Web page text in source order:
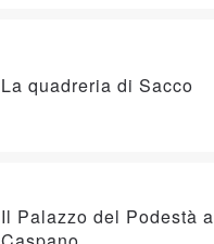
La quadreria di Sacco
Il Palazzo del Podestà a